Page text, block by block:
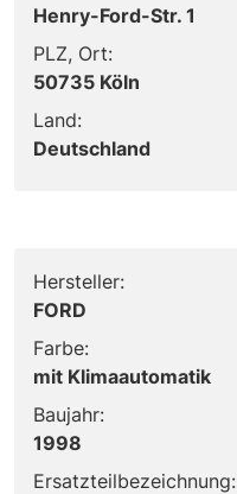
Henry-Ford-Str. 1
PLZ, Ort:
50735 Köln
Land:
Deutschland
Hersteller:
FORD
Farbe:
mit Klimaautomatik
Baujahr:
1998
Ersatzteilbezeichnung: